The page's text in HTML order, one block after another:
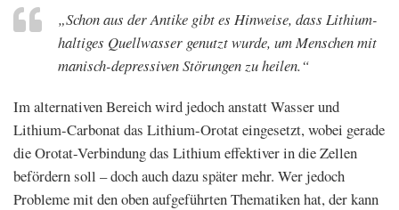
„Schon aus der Antike gibt es Hinweise, dass Lithium-
haltiges Quellwasser genutzt wurde, um Menschen mit
manisch-depressiven Störungen zu heilen.“
Im alternativen Bereich wird jedoch anstatt Wasser und
Lithium-Carbonat das Lithium-Orotat eingesetzt, wobei gerade
die Orotat-Verbindung das Lithium effektiver in die Zellen
befördern soll – doch auch dazu später mehr. Wer jedoch
Probleme mit den oben aufgeführten Thematiken hat, der kann